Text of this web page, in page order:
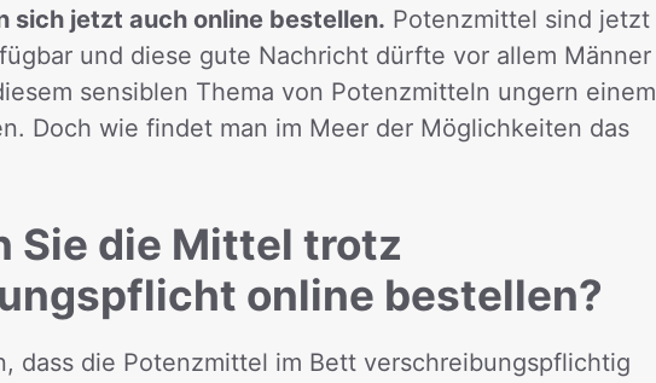
sich jetzt auch online bestellen. Potenzmittel sind jetzt
und diese gute Nachricht dürfte vor allem Männer
sensiblen Thema von Potenzmitteln ungern einem
Doch wie findet man im Meer der Möglichkeiten das
Sie die Mittel trotz
online bestellen?
dass die Potenzmittel im Bett verschreibungspflichtig